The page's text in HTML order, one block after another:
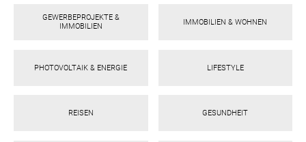
GEWERBEPROJEKTE &
IMMOBILIEN
IMMOBILIEN & WOHNEN
PHOTOVOLTAIK & ENERGIE LIFESTYLE
REISEN GESUNDHEIT